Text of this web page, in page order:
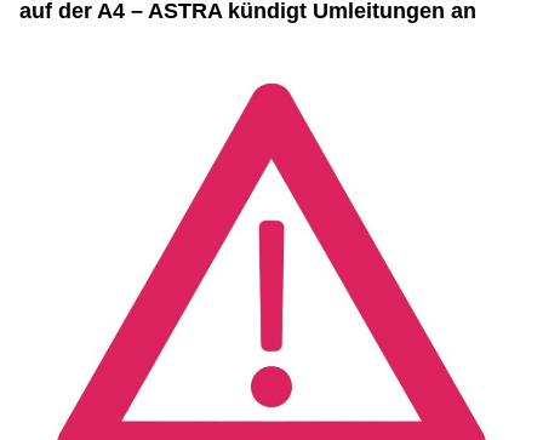
auf der A4 – ASTRA kündigt Umleitungen an